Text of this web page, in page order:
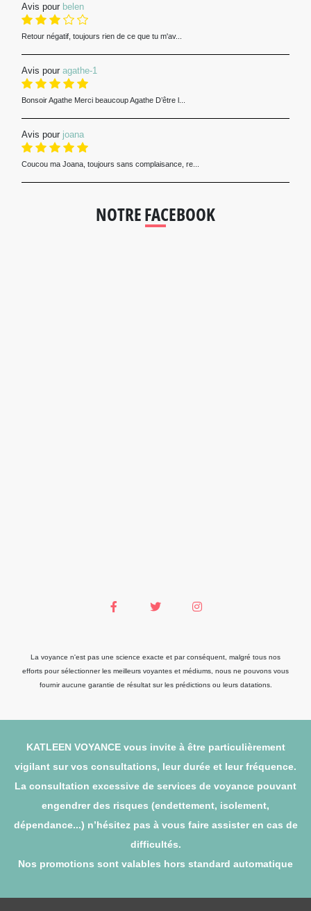
Avis pour belen
Retour négatif, toujours rien de ce que tu m'av...
Avis pour agathe-1
Bonsoir Agathe Merci beaucoup Agathe D’être l...
Avis pour joana
Coucou ma Joana, toujours sans complaisance, re...
NOTRE FACEBOOK
La voyance n'est pas une science exacte et par conséquent, malgré tous nos
efforts pour sélectionner les meilleurs voyantes et médiums, nous ne pouvons vous
fournir aucune garantie de résultat sur les prédictions ou leurs datations.
KATLEEN VOYANCE vous invite à être particulièrement
vigilant sur vos consultations, leur durée et leur fréquence.
La consultation excessive de services de voyance pouvant
engendrer des risques (endettement, isolement,
dépendance...) n’hésitez pas à vous faire assister en cas de
difficultés.
Nos promotions sont valables hors standard automatique